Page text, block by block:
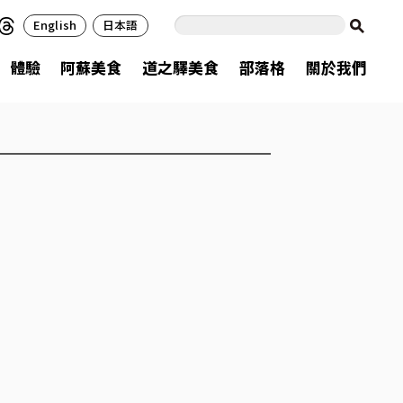
體驗 阿蘇美食 道之驛美食 部落格 關於我們
English 日本語